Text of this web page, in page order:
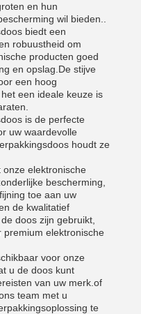
en hun
wil bieden..
biedt een
robuustheid om
producten goed
en opslag.De stijve
een hoog
een ideale keuze is
is de perfecte
uw waardevolle
houdt ze
onze elektronische
bescherming,
toe aan uw
de kwalitatief
doos zijn gebruikt,
premium elektronische
voor onze
u de doos kunt
van uw merk.of
team met u
te